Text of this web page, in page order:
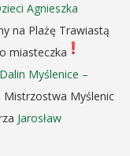
Agnieszka
na Plażę Trawiastą
miasteczka
Myślenice –
Myślenic
Jarosław